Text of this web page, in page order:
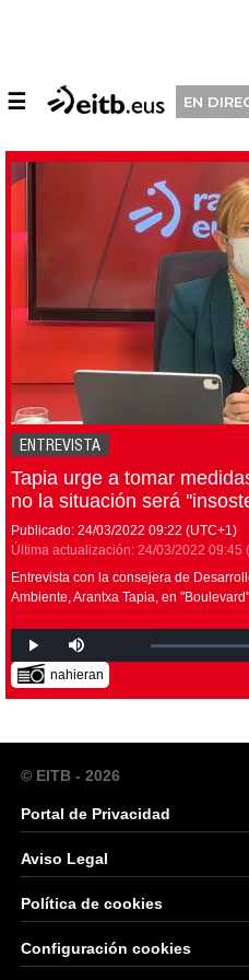
☰ EN
ENTREVISTA
Tapia urge a tomar
no la situación será
Publicado: 24/03/2022 09:22 (UTC+1)
Última actualización: 24/03/2022 09:45
Entrevista con la consejera de
Ambiente, Arantxa Tapia, en
nahieran
© EITB - 2026
Portal de Privacidad
Aviso Legal
Política de cookies
Configuración cookies